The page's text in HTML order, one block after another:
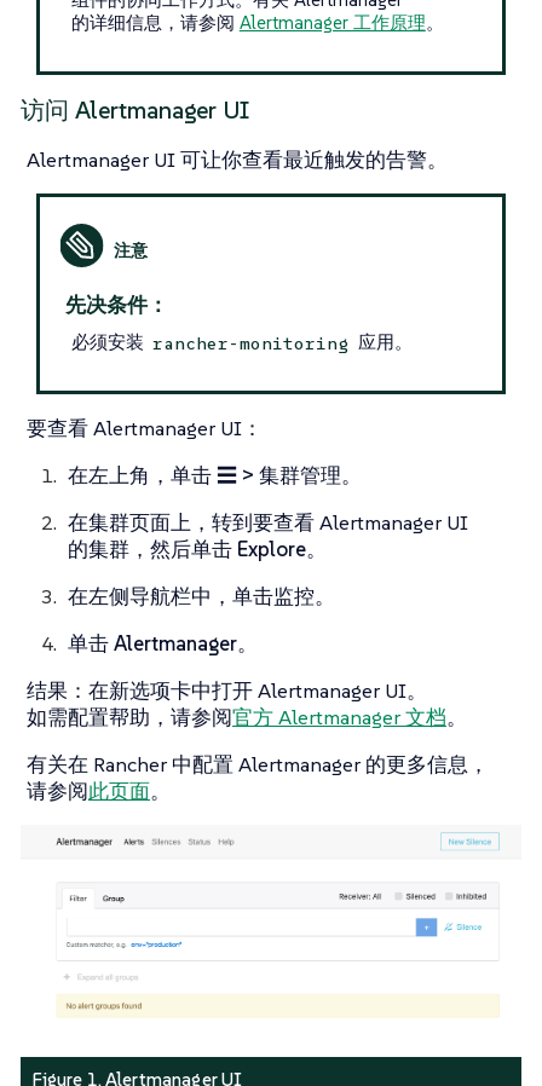
的详细信息，请参阅 Alertmanager 工作原理。
访问 Alertmanager UI
Alertmanager UI 可让你查看最近触发的告警。
先决条件：
必须安装 rancher-monitoring 应用。
要查看 Alertmanager UI：
在左上角，单击 ☰ > 集群管理。
在集群页面上，转到要查看 Alertmanager UI
的集群，然后单击 Explore。
在左侧导航栏中，单击监控。
单击Alertmanager。
结果 ：在新选项卡中打开 Alertmanager UI。
如需配置帮助，请参阅官方 Alertmanager 文档。
有关在 Rancher 中配置 Alertmanager 的更多信息，
请参阅此页面。
Figure 1. Alertmanager UI